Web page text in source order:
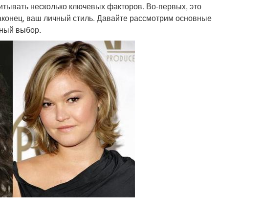
несколько ключевых факторов. Во-первых, это
ваш личный стиль. Давайте рассмотрим основные
выбор.